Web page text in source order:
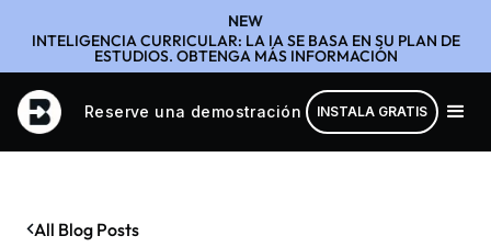
NEW
INTELIGENCIA CURRICULAR: LA IA SE BASA EN SU PLAN DE
ESTUDIOS. OBTENGA MÁS INFORMACIÓN
Reserve una demostración INSTALA GRATIS
All Blog Posts